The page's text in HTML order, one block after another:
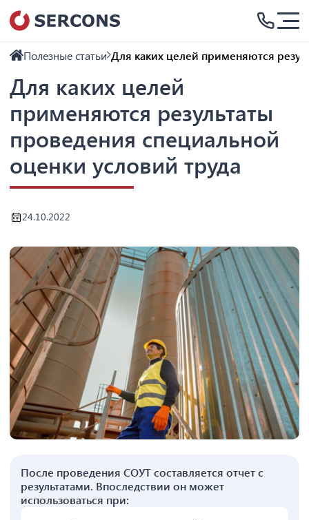
Полезные статьи Для каких целей применяются
Для каких целей
применяются результаты
проведения специальной
оценки условий труда
24.10.2022
После проведения СОУТ составляется отчет с
результатами. Впоследствии он может
использоваться при: